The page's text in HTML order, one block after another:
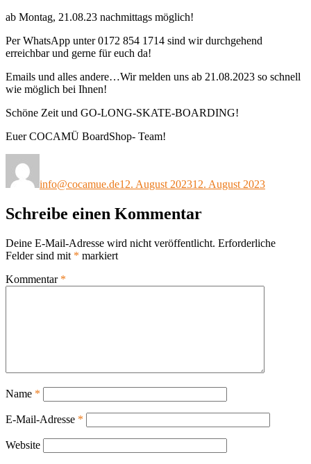
ab Montag, 21.08.23 nachmittags möglich!
Per WhatsApp unter 0172 854 1714 sind wir durchgehend
erreichbar und gerne für euch da!
Emails und alles andere…Wir melden uns ab 21.08.2023 so schnell
wie möglich bei Ihnen!
Schöne Zeit und GO-LONG-SKATE-BOARDING!
Euer COCAMÜ BoardShop- Team!
info@cocamue.de12. August 202312. August 2023
Schreibe einen Kommentar
Deine E-Mail-Adresse wird nicht veröffentlicht. Erforderliche
Felder sind mit * markiert
Kommentar *
Name *
E-Mail-Adresse *
Website